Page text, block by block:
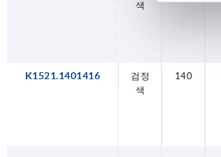
색
K1521.1401416
검정
색
140